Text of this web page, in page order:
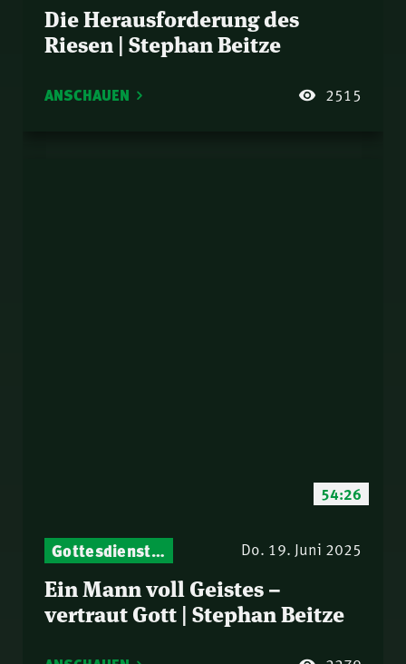
Die Herausforderung des
Riesen | Stephan Beitze
ANSCHAUEN 2515
54:26
Gottesdienst-Botschaften – Jeden Sonntag neu: Aktuelle Predigten vom Mitternachtsruf Do. 19. Juni 2025
Ein Mann voll Geistes –
vertraut Gott | Stephan Beitze